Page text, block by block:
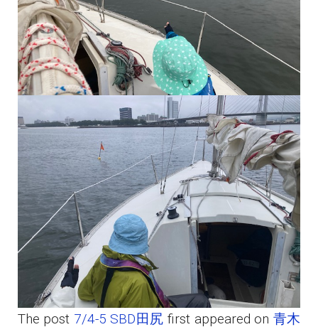
The post 7/4-5 SBD田尻 first appeared on 青木